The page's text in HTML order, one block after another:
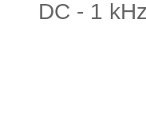
- 1
平